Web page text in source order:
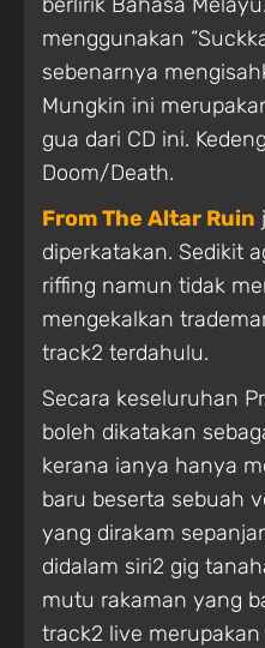
menggunakan
sebenarnya
Mungkin ini
gua dari CD ini.
Doom/Death.
From The Altar Ruin
diperkatakan. Sedikit
riffing namun tidak
mengekalkan
track2 terdahulu.
Secara keseluruhan
boleh dikatakan
kerana ianya hanya
baru beserta sebuah
yang dirakam
didalam siri2 gig
mutu rakaman yang
track2 live